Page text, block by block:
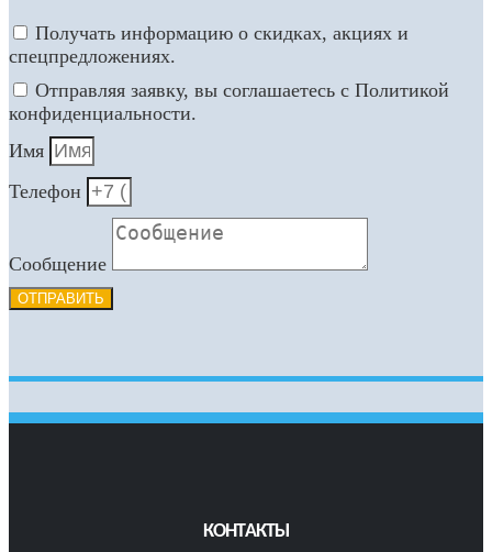
Получать информацию о скидках, акциях и
спецпредложениях.
Отправляя заявку, вы соглашаетесь с Политикой
конфиденциальности.
Имя
Телефон
Сообщение
ОТПРАВИТЬ
КОНТАКТЫ